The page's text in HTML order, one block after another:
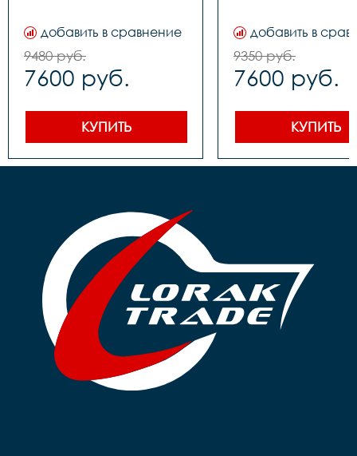
- 9,5"
Вилка передняя	- Ригид,
стальная
Рулевая колонка	-
Резьбовая
Каретка	- Наборная
под гайку
Втулка задняя	- Сталь,
под гайку
Трещотка/звёздочка/
кассета	- Звездочка,
Крылья	- Есть
Педали	- Пластик
Вес	- 10.7 кг
добавить в сравнение
9480 руб.
7600 руб.
КУПИТЬ
- 9,5"
Вилка передняя	- Ригид,
стальная
Рулевая колонка
Резьбовая
Каретка	- Наборная
89мм
Втулка передняя	- Сталь,
под гайку
Втулка задняя	- Сталь,
под гайку
Педали	- Пластик
Вес	- 9.76 кг
добавить в
9350 руб.
7600 руб.
КУПИТЬ